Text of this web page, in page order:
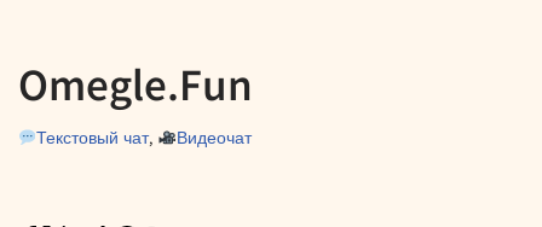
Omegle.Fun
Текстовый чат, Видеочат